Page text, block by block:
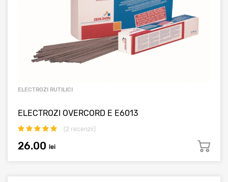
ELECTROZI RUTILICI
ELECTROZI OVERCORD E E6013
(2 recenzii)
26.00 lei